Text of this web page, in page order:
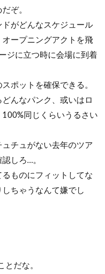
ぞ。
がどんなスケジュール
ープニングアクトを飛
ジに立つ時に会場に到着
ポットを確保できる。
んなパンク、或いはロ
同じくらいうるさい
チュがない去年のツア
しろ…。
ものにフィットしてな
ちゃうなんて嫌でし
だな。